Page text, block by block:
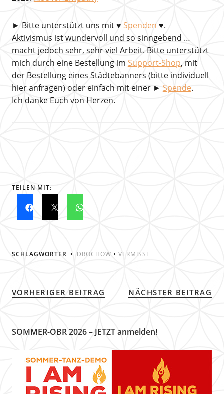
► Bitte unterstützt uns mit♥ Spenden ♥.
Aktivismus ist wundervoll und so sinngebend …
macht jedoch sehr, sehr viel Arbeit. Bitte unterstützt
mich durch eine Bestellung im Support-Shop, mit
der Bestellung eines Städtebanners (bitte individuell
hier anfragen) oder einfach mit einer ► Spende.
Ich danke Euch von Herzen.
TEILEN MIT:
SCHLAGWÖRTER DROCHOW • VERMISST
VORHERIGER BEITRAG NÄCHSTER BEITRAG
SOMMER-OBR 2026 – JETZT anmelden!